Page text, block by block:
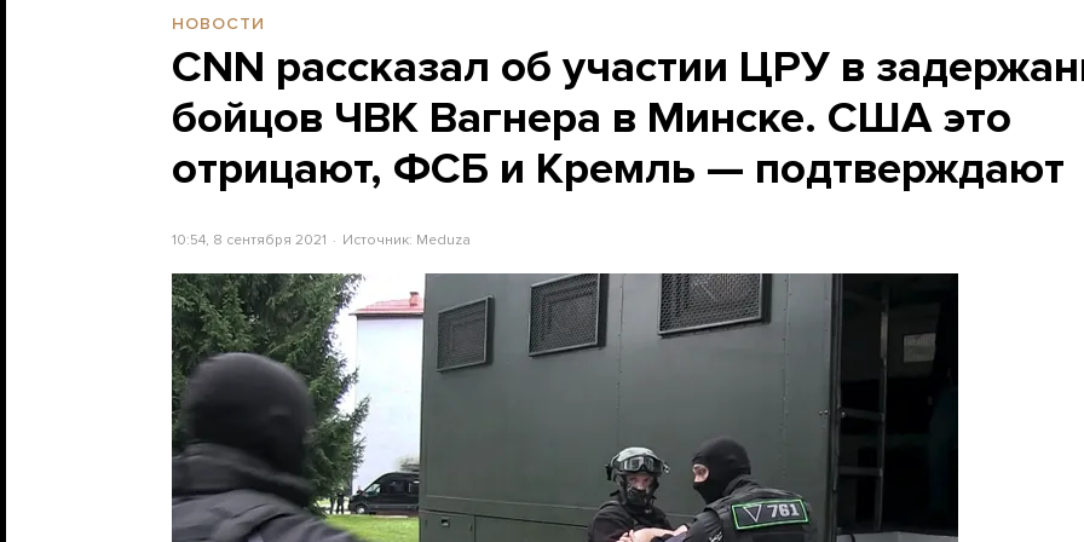
НОВОСТИ
CNN рассказал об участии ЦРУ в
бойцов ЧВК Вагнера в Минске. США это
отрицают, ФСБ и Кремль — подтверждают
10:54, 8 сентября 2021 Источник: Meduza